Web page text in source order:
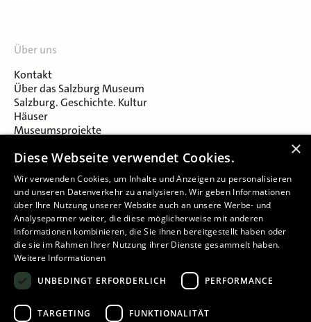
Über uns
Kontakt
Über das Salzburg Museum
Salzburg. Geschichte. Kultur
Häuser
Museumsprojekte
Museumsverein Celtic Heritage
Impressum
Datenschutz
Barrierefreiheitserklärung
×
Diese Webseite verwendet Cookies.
Wir verwenden Cookies, um Inhalte und Anzeigen zu personalisieren
und unseren Datenverkehr zu analysieren. Wir geben Informationen
über Ihre Nutzung unserer Website auch an unsere Werbe- und
Analysepartner weiter, die diese möglicherweise mit anderen
Informationen kombinieren, die Sie ihnen bereitgestellt haben oder
die sie im Rahmen Ihrer Nutzung ihrer Dienste gesammelt haben.
Weitere Informationen
UNBEDINGT ERFORDERLICH
PERFORMANCE
TARGETING FUNKTIONALITÄT